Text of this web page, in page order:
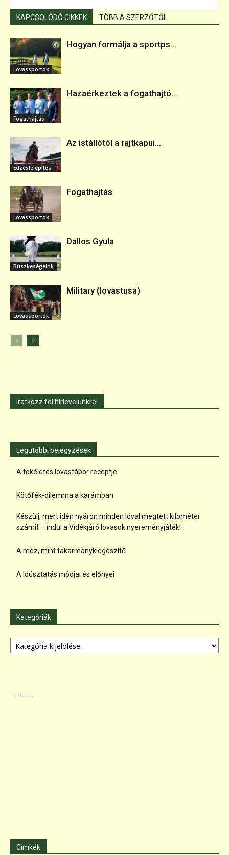
KAPCSOLÓDÓ CIKKEK TÖBB A SZERZŐTŐL
Lovassportok
Hogyan formálja a sportps...
Fogathajtás
Hazaérkeztek a fogathajtó...
Edzésfelépítés
Az istállótól a rajtkapui...
Lovassportok
Fogathajtás
Büszkeségeink
Dallos Gyula
Lovassportok
Military (lovastusa)
Iratkozz fel hírlevelünkre!
Legutóbbi bejegyzések
A tökéletes lovastábor receptje
Kötőfék-dilemma a karámban
Készülj, mert idén nyáron minden lóval megtett kilométer
számít – indul a Vidékjáró lovasok nyereményjáték!
A méz, mint takarmánykiegészítő
A lóúsztatás módjai és előnyei
Kategóriák
Kategóriák
Címkék